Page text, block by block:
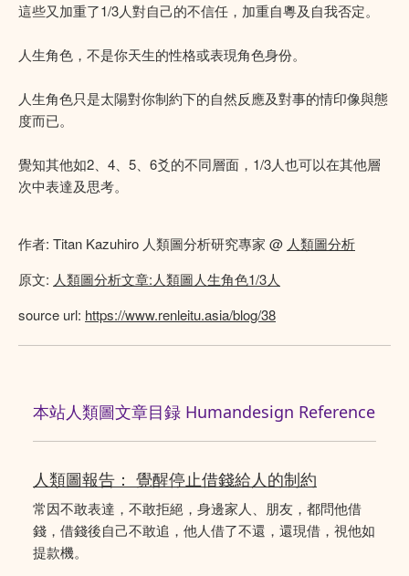
這些又加重了1/3人對自己的不信任，加重自粵及自我否定。
人生角色，不是你天生的性格或表現角色身份。
人生角色只是太陽對你制約下的自然反應及對事的情印像與態
度而已。
覺知其他如2、4、5、6爻的不同層面，1/3人也可以在其他層
次中表達及思考。
作者: Titan Kazuhiro 人類圖分析研究專家 @ 人類圖分析
原文: 人類圖分析文章:人類圖人生角色1/3人
source url: https://www.renleitu.asia/blog/38
本站人類圖文章目録 Humandesign Reference
人類圖報告： 覺醒停止借錢給人的制約
常因不敢表達，不敢拒絕，身邊家人、朋友，都問他借
錢，借錢後自己不敢追，他人借了不還，還現借，視他如
提款機。